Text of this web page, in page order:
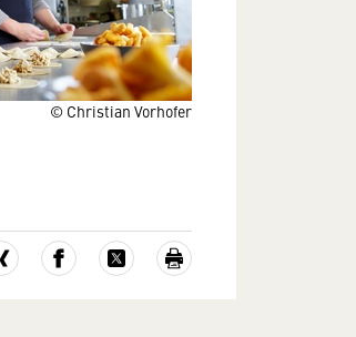
© Christian Vorhofer